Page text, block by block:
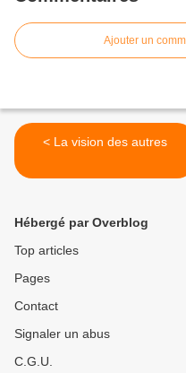
Ajouter un
< La vision des autres
Hébergé par Overblog
Top articles
Pages
Contact
Signaler un abus
C.G.U.